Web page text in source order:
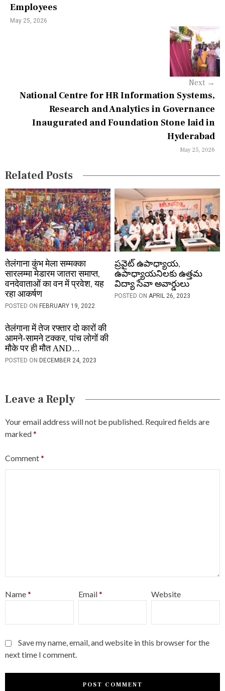
a
v
Employees
May 25, 2026
Next →
National Centre for HR Information Systems,
Research and Analytics in Governance
Inaugurated and Foundation Stone laid in
Hyderabad
May 25, 2026
Related Posts
तेलंगाना कुंभ मेला सम्मक्का
सारलम्मा मेडारम जातरा समाप्त,
वनदेवाताओं का वन में प्रवेश, यह
रहा आकर्षण
POSTED ON FEBRUARY 19, 2022
ప్రవైట్ ఉపాధ్యాయ,
ఉపాధ్యాయనిలకు ఉత్తమ
విద్యా సేవా అవార్డులు
POSTED ONAPRIL 26, 2023
तेलंगाना में तेज रफ्तार दो कारों की
आमने-सामने टक्कर, पांच लोगों की
मौके पर ही मौत AND…
POSTED ON DECEMBER 24, 2023
Leave a Reply
Your email address will not be published. Required fields are
marked*
Comment*
Name* Email* Website
Save my name, email, and website in this browser for the
next time I comment.